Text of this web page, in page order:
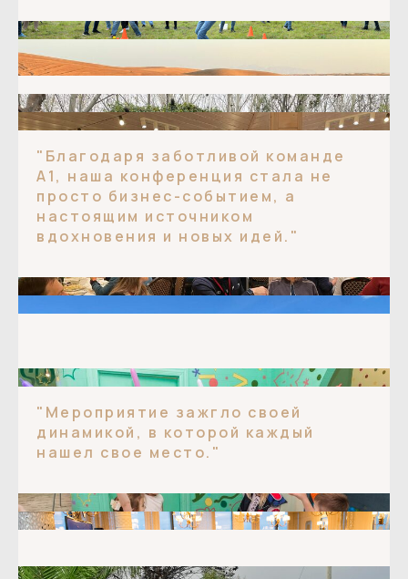
"Благодаря заботливой команде
А1, наша конференция стала не
просто бизнес-событием, а
настоящим источником
вдохновения и новых идей."
"Мероприятие зажгло своей
динамикой, в которой каждый
нашел свое место."